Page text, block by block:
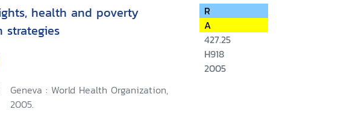
health and poverty
strategies
Geneva : World Health Organization,
2005.
R
A
427.25
H918
2005